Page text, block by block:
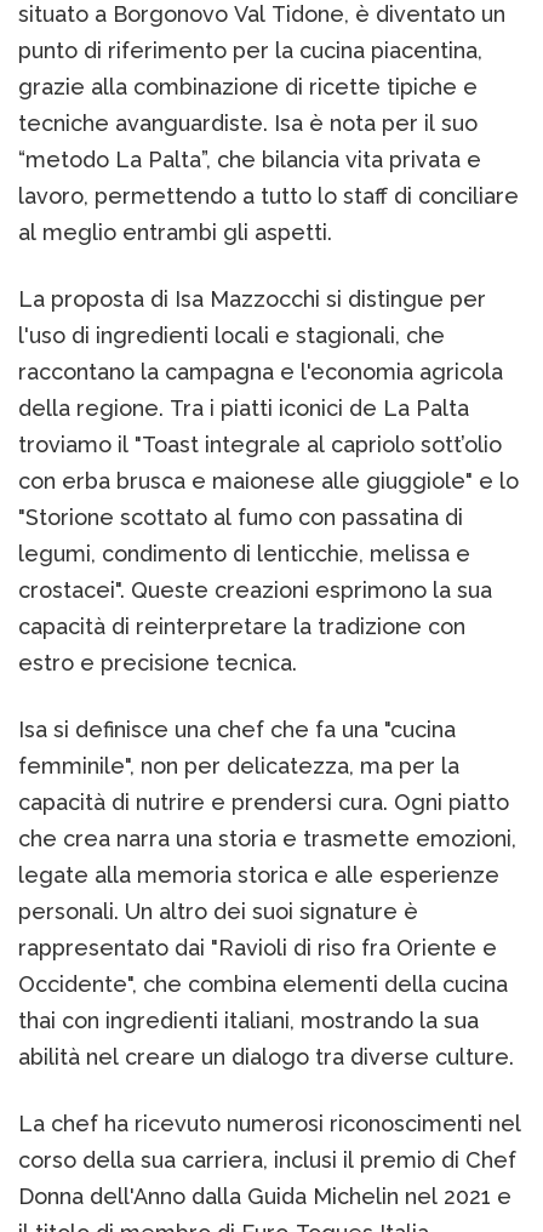
situato a Borgonovo Val Tidone, è diventato un
punto di riferimento per la cucina piacentina,
grazie alla combinazione di ricette tipiche e
tecniche avanguardiste. Isa è nota per il suo
“metodo La Palta”, che bilancia vita privata e
lavoro, permettendo a tutto lo staff di conciliare
al meglio entrambi gli aspetti​.
La proposta di Isa Mazzocchi si distingue per
l'uso di ingredienti locali e stagionali, che
raccontano la campagna e l'economia agricola
della regione. Tra i piatti iconici de La Palta
troviamo il "Toast integrale al capriolo sott’olio
con erba brusca e maionese alle giuggiole" e lo
"Storione scottato al fumo con passatina di
legumi, condimento di lenticchie, melissa e
crostacei"​. Queste creazioni esprimono la sua
capacità di reinterpretare la tradizione con
estro e precisione tecnica.
Isa si definisce una chef che fa una "cucina
femminile", non per delicatezza, ma per la
capacità di nutrire e prendersi cura. Ogni piatto
che crea narra una storia e trasmette emozioni,
legate alla memoria storica e alle esperienze
personali. Un altro dei suoi signature è
rappresentato dai "Ravioli di riso fra Oriente e
Occidente", che combina elementi della cucina
thai con ingredienti italiani, mostrando la sua
abilità nel creare un dialogo tra diverse culture​.
La chef ha ricevuto numerosi riconoscimenti nel
corso della sua carriera, inclusi il premio di Chef
Donna dell'Anno dalla Guida Michelin nel 2021 e